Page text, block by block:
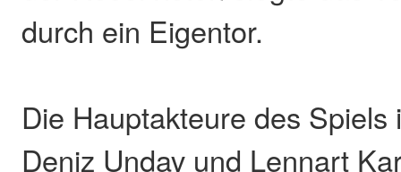
durch ein Eigentor.
Die Hauptakteure des
Deniz Undav und Lennart